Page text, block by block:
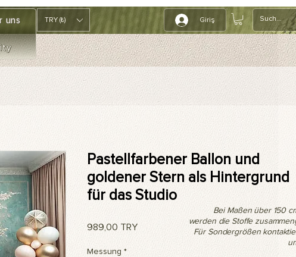
uns TRY (₺) Giriş
Pastellfarbener Ballon und
goldener Stern als Hintergrund
für das Studio
989,00 TRYPreis
Messung *
Bei Maßen über 150
werden die Stoffe
Für Sondergrößen